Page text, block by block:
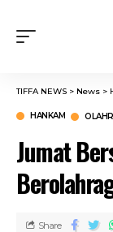
TIFFA NEWS > News >
HANKAM
Jumat
Share